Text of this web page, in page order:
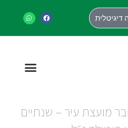
דיגיטלית
מועצת עיר – שנתיים